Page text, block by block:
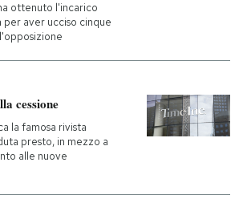
ottenuto l'incarico
per aver ucciso cinque
cessione
la famosa rivista
presto, in mezzo a
alle nuove